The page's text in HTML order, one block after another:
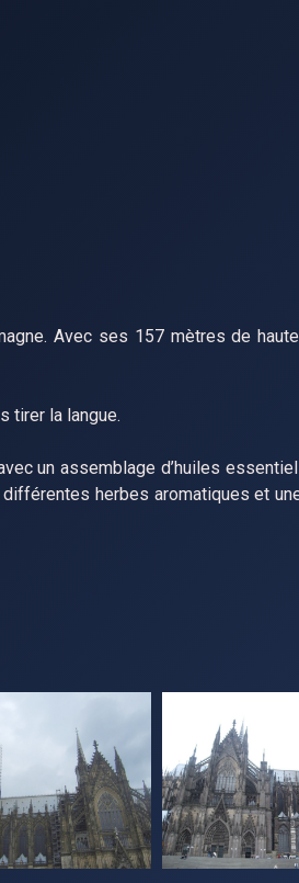
Avec ses 157 mètres de
tirer la langue.
un assemblage d’huiles
herbes aromatiques et